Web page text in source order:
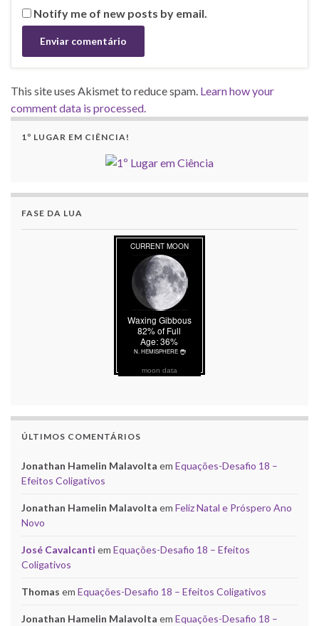
Notify me of new posts by email.
This site uses Akismet to reduce spam. Learn how your
comment data is processed.
1º LUGAR EM CIÊNCIA!
FASE DA LUA
moon data
ÚLTIMOS COMENTÁRIOS
Jonathan Hamelin Malavolta em Equações-Desafio 18 –
Efeitos Coligativos
Jonathan Hamelin Malavolta em Feliz Natal e Próspero Ano
Novo
José Cavalcanti em Equações-Desafio 18 – Efeitos
Coligativos
Thomas em Equações-Desafio 18 – Efeitos Coligativos
Jonathan Hamelin Malavolta em Equações-Desafio 18 –